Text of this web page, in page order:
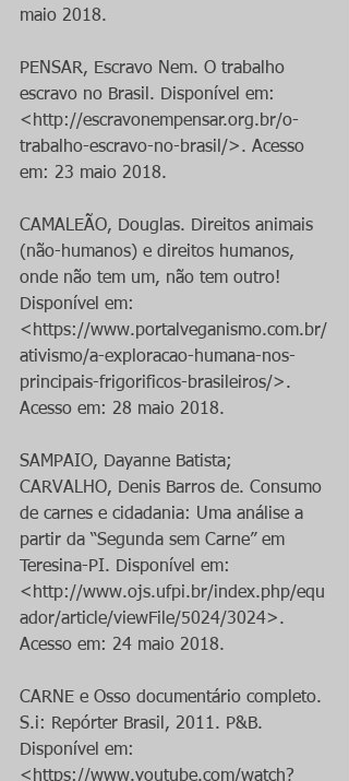
maio 2018.
PENSAR, Escravo Nem. O trabalho
escravo no Brasil. Disponível em:
<http://escravonempensar.org.br/o-
trabalho-escravo-no-brasil/>. Acesso
em: 23 maio 2018.
CAMALEÃO, Douglas. Direitos animais
(não-humanos) e direitos humanos,
onde não tem um, não tem outro!
Disponível em:
<https://www.portalveganismo.com.br/
ativismo/a-exploracao-humana-nos-
principais-frigorificos-brasileiros/>.
Acesso em: 28 maio 2018.
SAMPAIO, Dayanne Batista;
CARVALHO, Denis Barros de. Consumo
de carnes e cidadania: Uma análise a
partir da “Segunda sem Carne” em
Teresina-PI. Disponível em:
<http://www.ojs.ufpi.br/index.php/equ
ador/article/viewFile/5024/3024>.
Acesso em: 24 maio 2018.
CARNE e Osso documentário completo.
S.i: Repórter Brasil, 2011. P&B.
Disponível em:
<https://www.youtube.com/watch?